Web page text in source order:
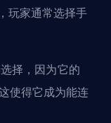
玩家通常选择手
择，因为它的
使得它成为能连